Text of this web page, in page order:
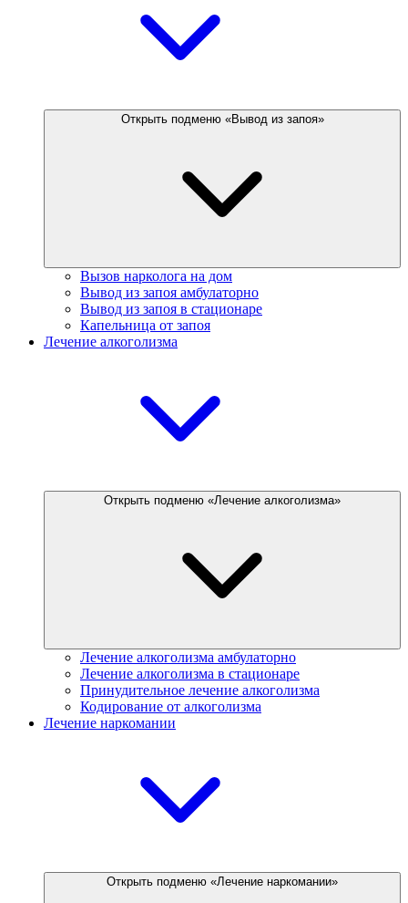
Открыть подменю «Вывод из запоя»
Вызов нарколога на дом
Вывод из запоя амбулаторно
Вывод из запоя в стационаре
Капельница от запоя
Лечение алкоголизма
Открыть подменю «Лечение алкоголизма»
Лечение алкоголизма амбулаторно
Лечение алкоголизма в стационаре
Принудительное лечение алкоголизма
Кодирование от алкоголизма
Лечение наркомании
Открыть подменю «Лечение наркомании»